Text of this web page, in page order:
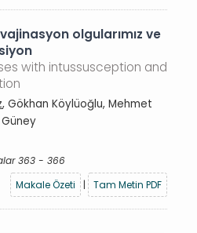
olgularımız ve
with intussusception and
, Gökhan Köylüoğlu, Mehmet
363 - 366
Makale Özeti
| Tam Metin PDF